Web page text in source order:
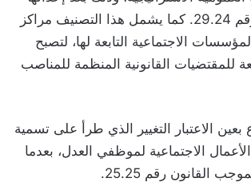
بموجب القانون رقم 29.24. كما يشمل هذا التصنيف مراكز
الاجتماعية التابعة لها، لتصبح
للمقتضيات القانونية المنظمة للمناصب
الاعتبار التغيير الذي طرأ على تسمية
الاجتماعية لموظفي العدل، بعدما
القانون رقم 25.25.